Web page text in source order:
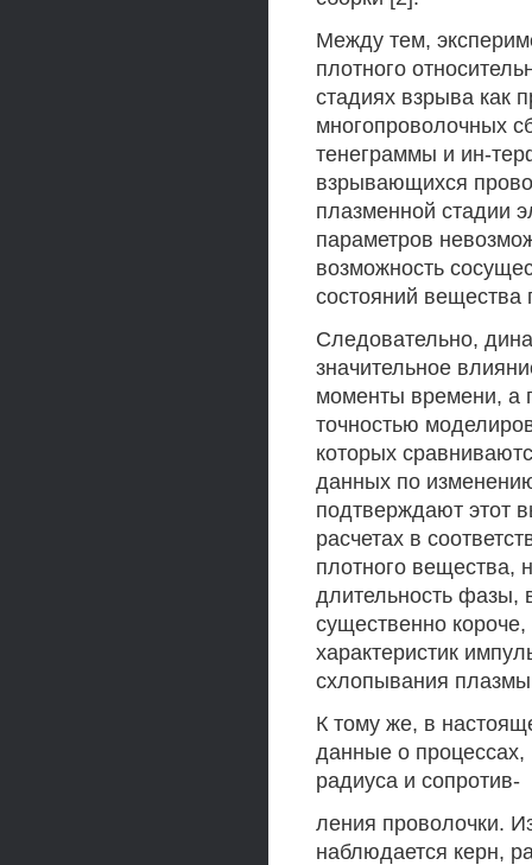
Между тем,
плотного
стадиях взрыва как
многопроволочных
тенеграммы и ин-
взрывающихся
плазменной стадии
параметров
возможность
состояний вещества
Следовательно,
значительное
моменты времени, а
точностью
которых
данных по
подтверждают этот
расчетах в
плотного вещества,
длительность фазы,
существенно короче,
характеристик
схлопывания плазмы
К тому же, в
данные о процессах,
радиуса и сопротив-
ления проволочки.
наблюдается керн,